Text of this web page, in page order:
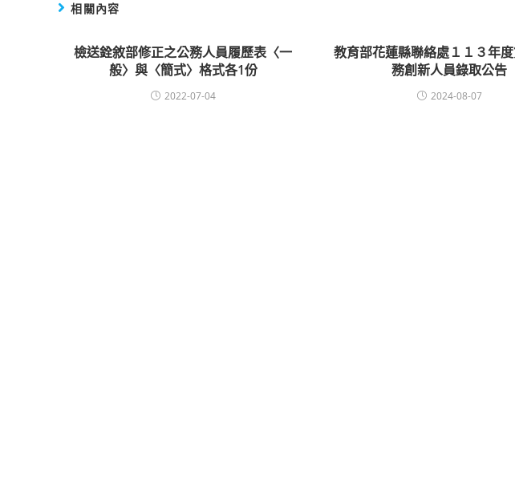
相關內容
檢送銓敘部修正之公務人員履歷表〈一
般〉與〈簡式〉格式各1份
2022-07-04
教育部花蓮縣聯絡處１１３年
務創新人員錄取公告
2024-08-07